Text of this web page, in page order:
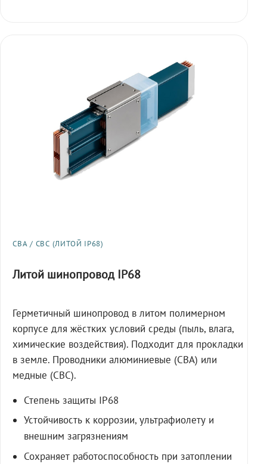
СВА / СВС (ЛИТОЙ IP68)
Литой шинопровод IP68
Герметичный шинопровод в литом полимерном
корпусе для жёстких условий среды (пыль, влага,
химические воздействия). Подходит для прокладки
в земле. Проводники алюминиевые (СВА) или
медные (СВС).
Степень защиты IP68
Устойчивость к коррозии, ультрафиолету и
внешним загрязнениям
Сохраняет работоспособность при затоплении